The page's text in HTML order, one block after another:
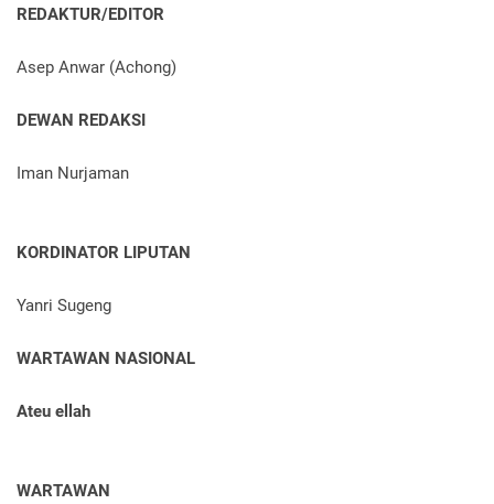
REDAKTUR/EDITOR
Asep Anwar (Achong)
DEWAN REDAKSI
Iman Nurjaman
KORDINATOR LIPUTAN
Yanri Sugeng
WARTAWAN NASIONAL
Ateu ellah
WARTAWAN